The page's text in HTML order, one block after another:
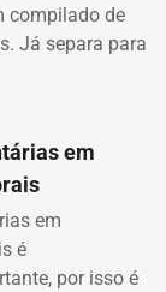
compilado de
Já separa para
em
em
é
por isso é